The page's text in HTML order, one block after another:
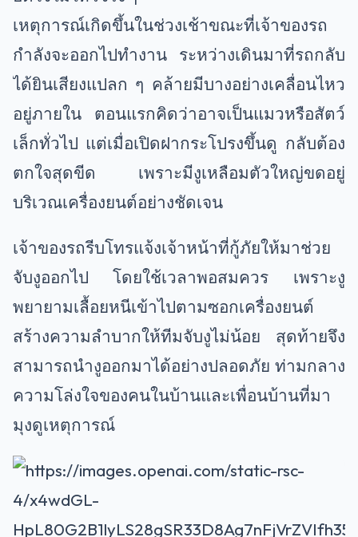
เหตุการณ์เกิดขึ้นในช่วงเช้าขณะที่เจ้าของรถ
กำลังจะออกไปทำงาน ระหว่างเดินมาที่รถกลับ
ได้ยินเสียงแปลก ๆ คล้ายมีบางอย่างเคลื่อนไหว
อยู่ภายใน ตอนแรกคิดว่าอาจเป็นแมวหรือสัตว์
เล็กทั่วไป แต่เมื่อเปิดฝากระโปรงขึ้นดู กลับต้อง
ตกใจสุดขีด เพราะมีงูเหลือมตัวใหญ่ขดอยู่
บริเวณเครื่องยนต์อย่างชัดเจน
เจ้าของรถรีบโทรแจ้งเจ้าหน้าที่กู้ภัยให้มาช่วย
จับงูออกไป โดยใช้เวลาพอสมควร เพราะงู
พยายามเลื้อยหนีเข้าไปตามซอกเครื่องยนต์
สร้างความลำบากให้ทีมจับงูไม่น้อย สุดท้ายจึง
สามารถนำงูออกมาได้อย่างปลอดภัย ท่ามกลาง
ความโล่งใจของคนในบ้านและเพื่อนบ้านที่มา
มุงดูเหตุการณ์